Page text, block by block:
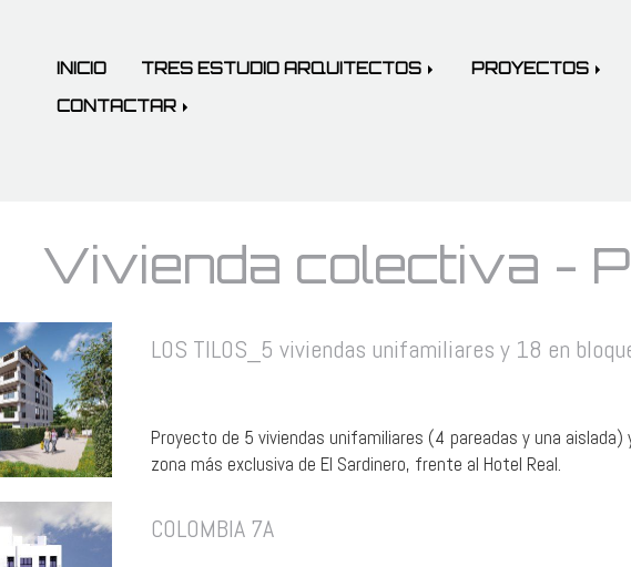
INICIO TRES ESTUDIO ARQUITECTOS PROYECTOS
CONTACTAR
Vivienda colectiva -
LOS TILOS_5 viviendas unifamiliares y 18 en
Proyecto de 5 viviendas unifamiliares (4 pareadas y una
zona más exclusiva de El Sardinero, frente al Hotel Real.
COLOMBIA 7A